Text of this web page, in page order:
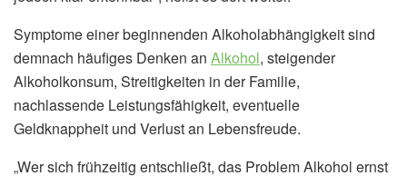
Symptome einer beginnenden Alkoholabhängigkeit sind
demnach häufiges Denken an Alkohol, steigender
Alkoholkonsum, Streitigkeiten in der Familie,
nachlassende Leistungsfähigkeit, eventuelle
Geldknappheit und Verlust an Lebensfreude.
„Wer sich frühzeitig entschließt, das Problem Alkohol ernst